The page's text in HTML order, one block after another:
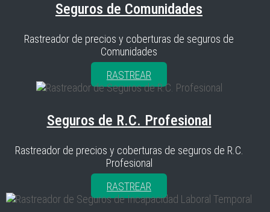
Seguros de Comunidades
Rastreador de precios y coberturas de seguros de
Comunidades
RASTREAR
Seguros de R.C. Profesional
Rastreador de precios y coberturas de seguros de R.C.
Profesional
RASTREAR